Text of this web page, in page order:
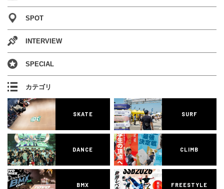
SPOT
INTERVIEW
SPECIAL
カテゴリ
SKATE SURF
DANCE CLIMB
BMX FREESTYLE